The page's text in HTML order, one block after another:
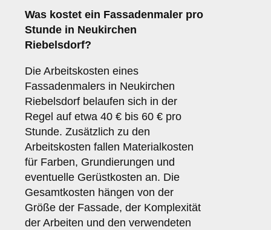
Was kostet ein Fassadenmaler pro
Stunde in Neukirchen
Riebelsdorf?
Die Arbeitskosten eines
Fassadenmalers in Neukirchen
Riebelsdorf belaufen sich in der
Regel auf etwa 40 € bis 60 € pro
Stunde. Zusätzlich zu den
Arbeitskosten fallen Materialkosten
für Farben, Grundierungen und
eventuelle Gerüstkosten an. Die
Gesamtkosten hängen von der
Größe der Fassade, der Komplexität
der Arbeiten und den verwendeten